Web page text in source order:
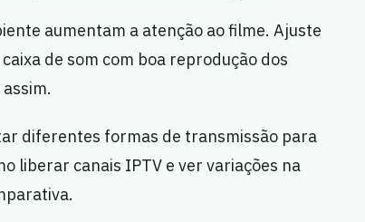
aumentam a atenção ao filme. Ajuste
de som com boa reprodução dos
diferentes formas de transmissão para
liberar canais IPTV e ver variações na